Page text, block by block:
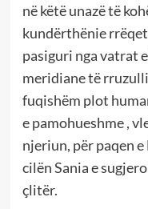
në këtë unazë të
kundërthënie
pasiguri nga vatrat
meridiane të
fuqishëm plot
e pamohueshme ,
njeriun, për paqen
cilën Sania e
çlitër.